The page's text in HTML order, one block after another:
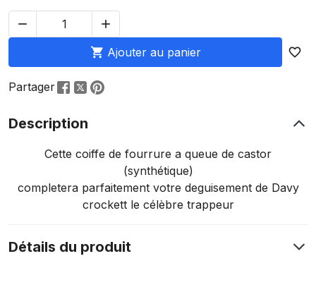


 Ajouter au panier favorite_border
Partager
Description
Cette coiffe de fourrure a queue de castor
(synthétique)
completera parfaitement votre deguisement de Davy
crockett le célèbre trappeur
Détails du produit